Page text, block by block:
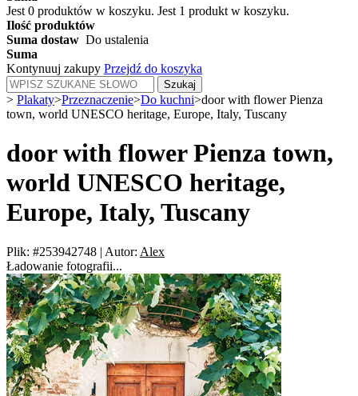
Jest 0 produktów w koszyku. Jest 1 produkt w koszyku.
Ilość produktów
Suma dostaw Do ustalenia
Suma
Kontynuuj zakupy Przejdź do koszyka
Szukaj
> Plakaty>Przeznaczenie>Do kuchni>door with flower Pienza
town, world UNESCO heritage, Europe, Italy, Tuscany
door with flower Pienza town,
world UNESCO heritage,
Europe, Italy, Tuscany
Plik: #253942748 | Autor: Alex
Ładowanie fotografii...